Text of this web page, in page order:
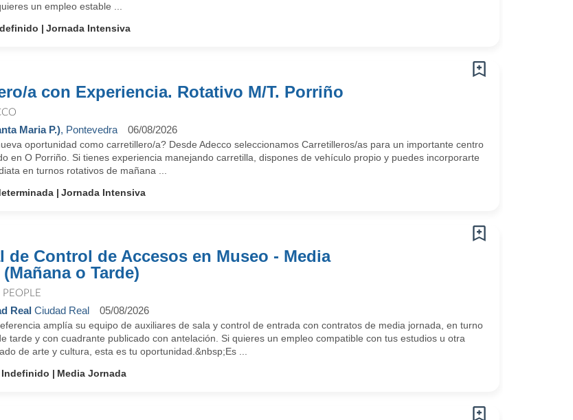
un empleo estable ...
Jornada Intensiva
a con Experiencia. Rotativo M/T. Porriño
Maria P.), Pontevedra 06/08/2026
oportunidad como carretillero/a? Desde Adecco seleccionamos Carretilleros/as para un importante centro
en O Porriño. Si tienes experiencia manejando carretilla, dispones de vehículo propio y puedes incorporarte
en turnos rotativos de mañana ...
Jornada Intensiva
de Control de Accesos en Museo - Media
o Tarde)
RealCiudad Real 05/08/2026
amplía su equipo de auxiliares de sala y control de entrada con contratos de media jornada, en turno
tarde y con cuadrante publicado con antelación. Si quieres un empleo compatible con tus estudios u otra
de arte y cultura, esta es tu oportunidad.&nbsp;Es ...
Indefinido Media Jornada